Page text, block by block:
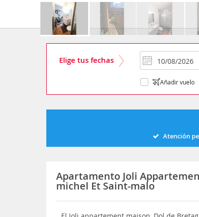
Elige tus fechas
Añadir vuelo
Atención
Apartamento Joli
michel Et Saint-malo